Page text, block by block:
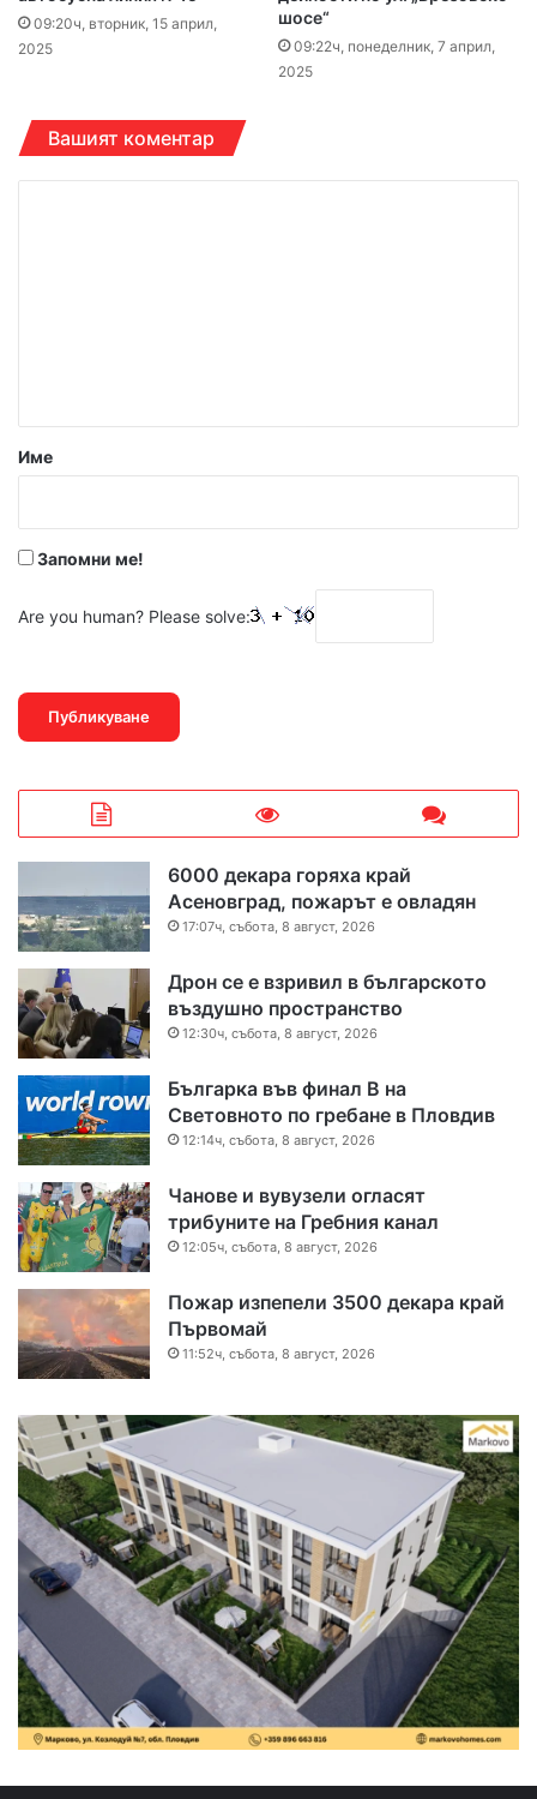
09:20ч, вторник, 15 април,
2025
шосе“
09:22ч, понеделник, 7 април,
2025
Вашият коментар
р
Име
Запомни ме!
Are you human? Please solve:
6000 декара горяха край
Асеновград, пожарът е овладян
17:07ч, събота, 8 август, 2026
Дрон се е взривил в българското
въздушно пространство
12:30ч, събота, 8 август, 2026
Българка във финал B на
Световното по гребане в Пловдив
12:14ч, събота, 8 август, 2026
Чанове и вувузели огласят
трибуните на Гребния канал
12:05ч, събота, 8 август, 2026
Пожар изпепели 3500 декара край
Първомай
11:52ч, събота, 8 август, 2026